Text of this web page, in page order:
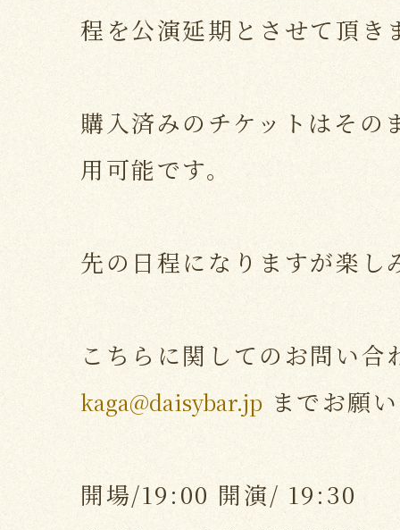
程を公演延期とさせて頂き
購入済みのチケットはその
用可能です。
先の日程になりますが楽し
こちらに関してのお問い合
kaga@daisybar.jp までお願
開場/19:00 開演/ 19:30